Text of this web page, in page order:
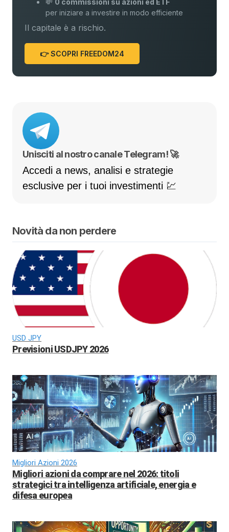
per iniziare a investire in modo efficiente
Il capitale è a rischio.
👉 SCOPRI FREEDOM24
Unisciti al nostro canale Telegram! 🚀
Accedi a news, analisi e strategie
esclusive per i tuoi investimenti 💹
Novità da non perdere
USD JPY
Previsioni USDJPY 2026
Migliori Azioni 2026
Migliori azioni da comprare nel 2026: titoli
strategici tra intelligenza artificiale, energia e
difesa europea